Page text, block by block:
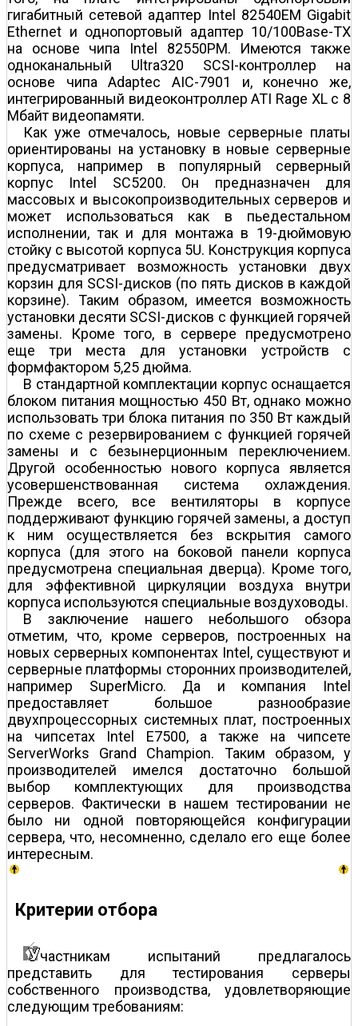
гигабитный сетевой адаптер Intel 82540EM Gigabit
Ethernet и однопортовый адаптер 10/100Base-TX
на основе чипа Intel 82550PM. Имеются также
одноканальный Ultra320 SCSI-контроллер на
основе чипа Adaptec AIC-7901 и, конечно же,
интегрированный видеоконтроллер ATI Rage XL с 8
Мбайт видеопамяти.
Как уже отмечалось, новые серверные платы
ориентированы на установку в новые серверные
корпуса, например в популярный серверный
корпус Intel SC5200. Он предназначен для
массовых и высокопроизводительных серверов и
может использоваться как в пьедестальном
исполнении, так и для монтажа в 19-дюймовую
стойку с высотой корпуса 5U. Конструкция корпуса
предусматривает возможность установки двух
корзин для SCSI-дисков (по пять дисков в каждой
корзине). Таким образом, имеется возможность
установки десяти SCSI-дисков с функцией горячей
замены. Кроме того, в сервере предусмотрено
еще три места для установки устройств с
формфактором 5,25 дюйма.
В стандартной комплектации корпус оснащается
блоком питания мощностью 450 Вт, однако можно
использовать три блока питания по 350 Вт каждый
по схеме с резервированием с функцией горячей
замены и с безынерционным переключением.
Другой особенностью нового корпуса является
усовершенствованная система охлаждения.
Прежде всего, все вентиляторы в корпусе
поддерживают функцию горячей замены, а доступ
к ним осуществляется без вскрытия самого
корпуса (для этого на боковой панели корпуса
предусмотрена специальная дверца). Кроме того,
для эффективной циркуляции воздуха внутри
корпуса используются специальные воздуховоды.
В заключение нашего небольшого обзора
отметим, что, кроме серверов, построенных на
новых серверных компонентах Intel, существуют и
серверные платформы сторонних производителей,
например SuperMicro. Да и компания Intel
предоставляет большое разнообразие
двухпроцессорных системных плат, построенных
на чипсетах Intel E7500, а также на чипсете
ServerWorks Grand Champion. Таким образом, у
производителей имелся достаточно большой
выбор комплектующих для производства
серверов. Фактически в нашем тестировании не
было ни одной повторяющейся конфигурации
сервера, что, несомненно, сделало его еще более
интересным.
Критерии отбора
частникам испытаний предлагалось
представить для тестирования серверы
собственного производства, удовлетворяющие
следующим требованиям: